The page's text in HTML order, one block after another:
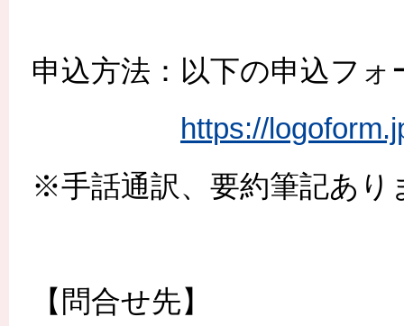
申込方法：以下の申込フ
https://
※手話通訳、要約筆記あり
【問合せ先】